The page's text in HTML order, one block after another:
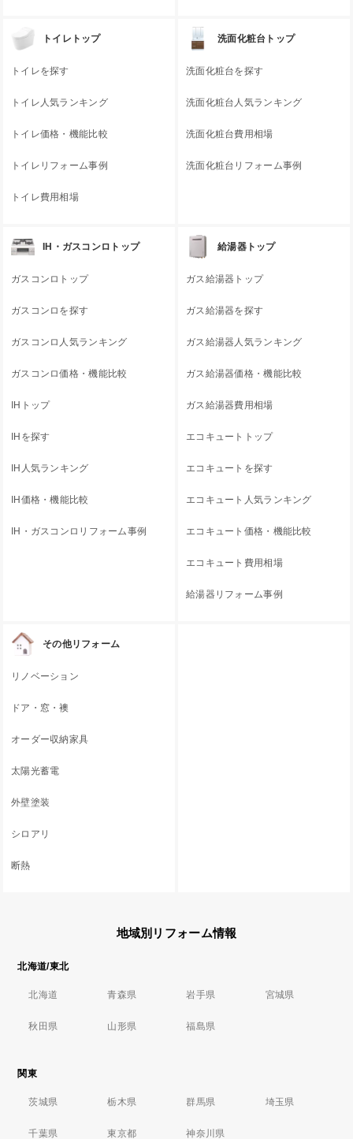
トイレトップ
トイレを探す
トイレ人気ランキング
トイレ価格・機能比較
トイレリフォーム事例
トイレ費用相場
洗面化粧台トップ
洗面化粧台を探す
洗面化粧台人気ランキング
洗面化粧台費用相場
洗面化粧台リフォーム事例
IH・ガスコンロトップ
ガスコンロトップ
ガスコンロを探す
ガスコンロ人気ランキング
ガスコンロ価格・機能比較
IHトップ
IHを探す
IH人気ランキング
IH価格・機能比較
IH・ガスコンロリフォーム事例
給湯器トップ
ガス給湯器トップ
ガス給湯器を探す
ガス給湯器人気ランキング
ガス給湯器価格・機能比較
ガス給湯器費用相場
エコキュートトップ
エコキュートを探す
エコキュート人気ランキング
エコキュート価格・機能比較
エコキュート費用相場
給湯器リフォーム事例
その他リフォーム
リノベーション
ドア・窓・襖
オーダー収納家具
太陽光蓄電
外壁塗装
シロアリ
断熱
地域別リフォーム情報
北海道/東北
北海道 青森県 岩手県 宮城県
秋田県 山形県 福島県
関東
茨城県 栃木県 群馬県 埼玉県
千葉県 東京都 神奈川県